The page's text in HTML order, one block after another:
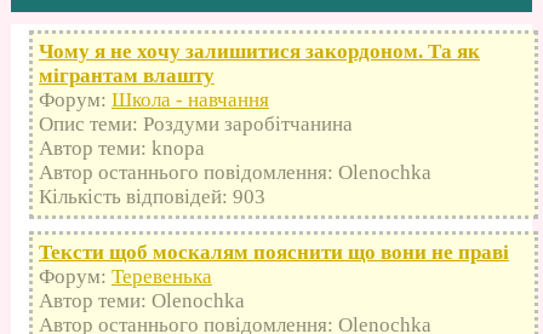
Чому я не хочу залишитися закордоном. Та як
мігрантам влашту
Форум: Школа - навчання
Опис теми: Роздуми заробітчанина
Автор теми: knopa
Автор останнього повідомлення: Olenochka
Кількість відповідей: 903
Тексти щоб москалям пояснити що вони не праві
Форум: Теревенька
Автор теми: Olenochka
Автор останнього повідомлення: Olenochka